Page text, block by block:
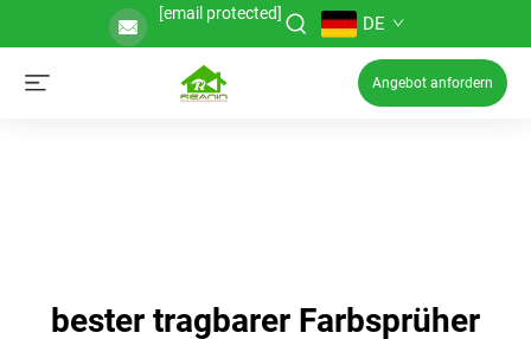
[email protected] DE
Angebot anfordern
bester tragbarer Farbsprüher